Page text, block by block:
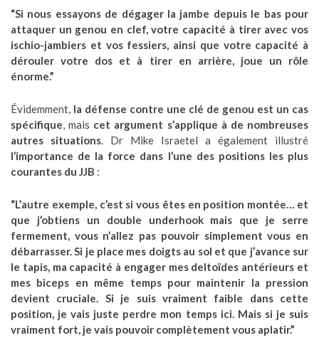
“Si nous essayons de dégager la jambe depuis le bas pour
attaquer un genou en clef, votre capacité à tirer avec vos
ischio-jambiers et vos fessiers, ainsi que votre capacité à
dérouler votre dos et à tirer en arrière, joue un rôle
énorme.”
Évidemment, la défense contre une clé de genou est un cas
spécifique, mais cet argument s’applique à de nombreuses
autres situations. Dr Mike Israetel a également illustré
l’importance de la force dans l’une des positions les plus
courantes du JJB :
“L’autre exemple, c’est si vous êtes en position montée… et
que j’obtiens un double underhook mais que je serre
fermement, vous n’allez pas pouvoir simplement vous en
débarrasser. Si je place mes doigts au sol et que j’avance sur
le tapis, ma capacité à engager mes deltoïdes antérieurs et
mes biceps en même temps pour maintenir la pression
devient cruciale. Si je suis vraiment faible dans cette
position, je vais juste perdre mon temps ici. Mais si je suis
vraiment fort, je vais pouvoir complètement vous aplatir.”